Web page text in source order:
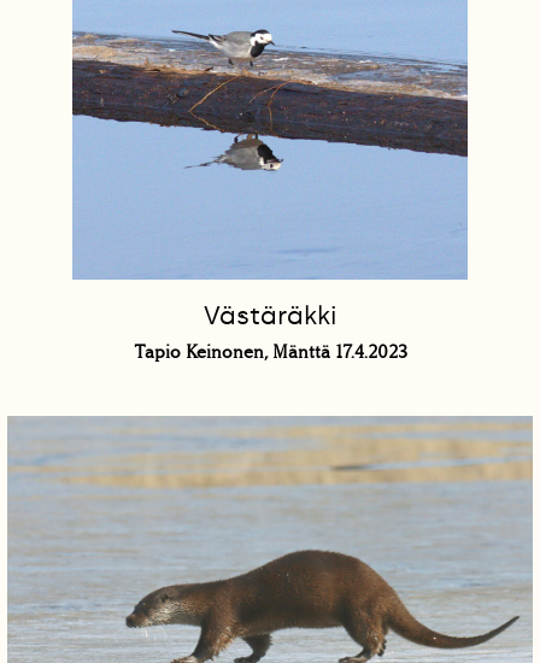
Västäräkki
Tapio Keinonen, Mänttä 17.4.2023